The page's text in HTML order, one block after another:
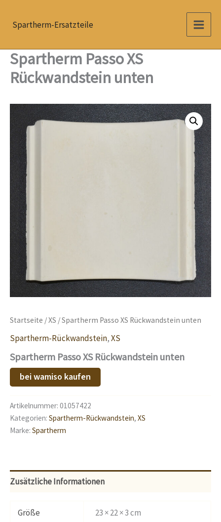
InhaltSpartherm-Ersatzteile
Spartherm Passo XS
Rückwandstein unten
Startseite /XS / Spartherm Passo XS Rückwandstein unten
Spartherm-Rückwandstein,XS
Spartherm Passo XS Rückwandstein unten
bei wamiso kaufen
Artikelnummer: 01057422
Kategorien: Spartherm-Rückwandstein, XS
Marke: Spartherm
Zusätzliche Informationen
Größe 23 × 22 × 3 cm